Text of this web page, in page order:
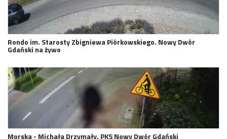
Rondo im. Starosty Zbigniewa Piórkowskiego. Nowy Dwór
Gdański na żywo
Morska - Michała Drzymały. PKS Nowy Dwór Gdański